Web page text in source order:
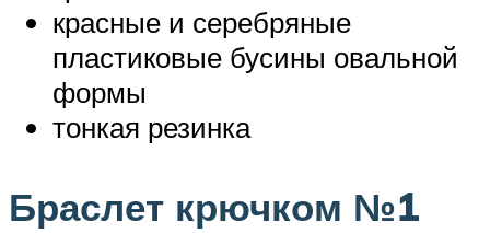
красные и серебряные
пластиковые бусины овальной
формы
тонкая резинка
Браслет крючком №1